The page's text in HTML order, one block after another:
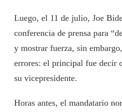
Luego, el 11 de julio, Joe
conferencia de prensa para
y mostrar fuerza, sin
errores: el principal fue decir
su vicepresidente.
Horas antes, el mandatario